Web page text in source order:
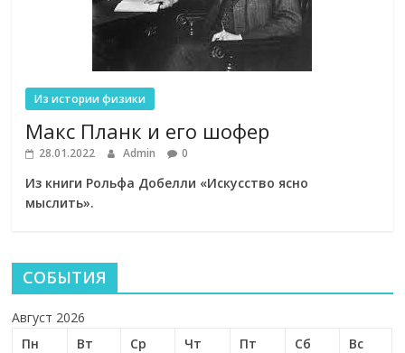
Из истории физики
Макс Планк и его шофер
28.01.2022 Admin 0
Из книги Рольфа Добелли «Искусство ясно
мыслить».
СОБЫТИЯ
Август 2026
Пн
Вт Ср Чт Пт Сб
Вс